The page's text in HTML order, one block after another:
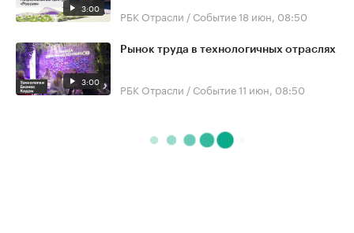
3:00 РБК Отрасли / Событие18 июн, 08:50
3:00
Рынок труда в технологичных отраслях
РБК Отрасли / Событие11 июн, 08:50